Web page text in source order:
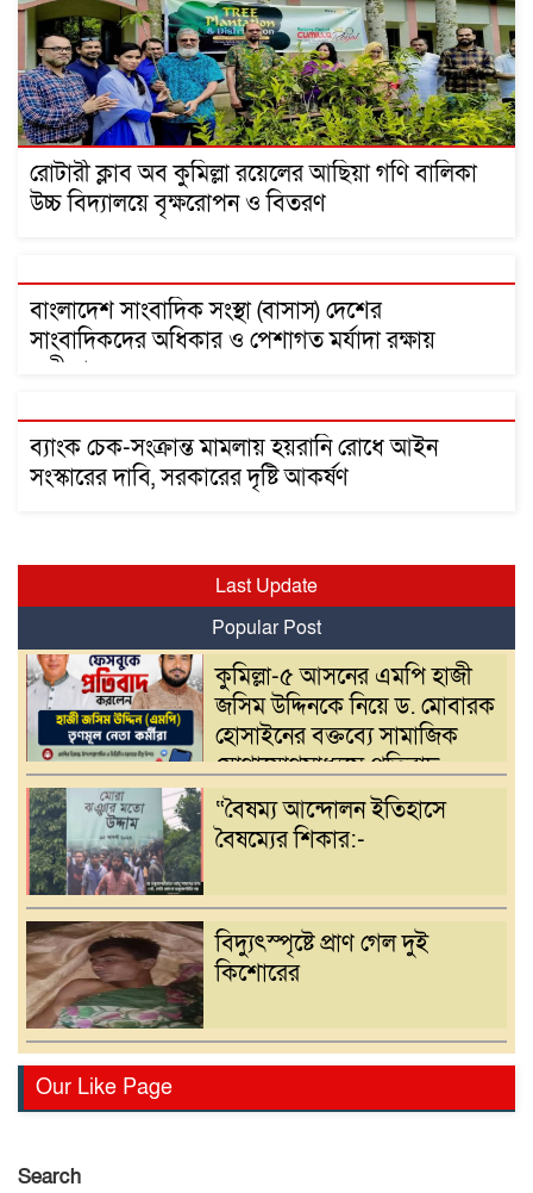
রোটারী ক্লাব অব কুমিল্লা রয়েলের আছিয়া গণি বালিকা
উচ্চ বিদ্যালয়ে বৃক্ষরোপন ও বিতরণ
বাংলাদেশ সাংবাদিক সংস্থা (বাসাস) দেশের
সাংবাদিকদের অধিকার ও পেশাগত মর্যাদা রক্ষায়
অঙ্গীকারবদ্ধ
ব্যাংক চেক-সংক্রান্ত মামলায় হয়রানি রোধে আইন
সংস্কারের দাবি, সরকারের দৃষ্টি আকর্ষণ
Last Update
Popular Post
কুমিল্লা-৫ আসনের এমপি হাজী
জসিম উদ্দিনকে নিয়ে ড. মোবারক
হোসাইনের বক্তব্যে সামাজিক
যোগাযোগমাধ্যমে প্রতিবাদ
“বৈষম্য আন্দোলন ইতিহাসে
বৈষম্যের শিকার:-
বিদ্যুৎস্পৃষ্টে প্রাণ গেল দুই
কিশোরের
আছিয়া গণি বালিকা উচ্চ
Our Like Page
Search